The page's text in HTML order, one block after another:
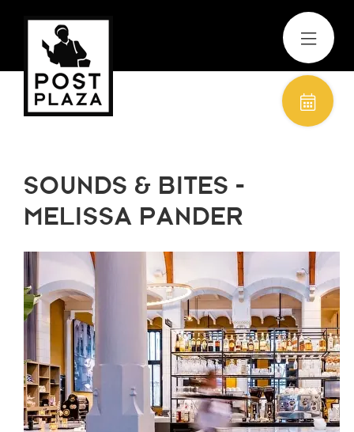
SOUNDS & BITES -
MELISSA PANDER